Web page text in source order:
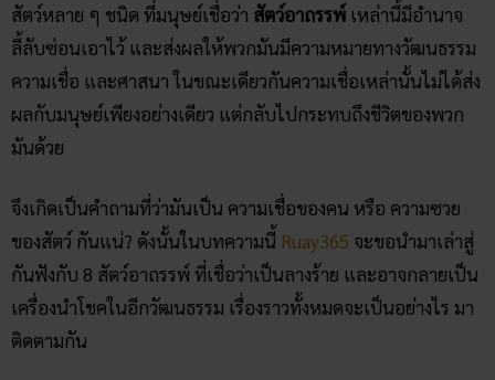
สัตว์หลาย ๆ ชนิด ที่มนุษย์เชื่อว่า สัตว์อาถรรพ์ เหล่านี้มีอำนาจ
ลี้ลับซ่อนเอาไว้ และส่งผลให้พวกมันมีความหมายทางวัฒนธรรม
ความเชื่อ และศาสนา ในขณะเดียวกันความเชื่อเหล่านั้นไม่ได้ส่ง
ผลกับมนุษย์เพียงอย่างเดียว แต่กลับไปกระทบถึงชีวิตของพวก
มันด้วย
จึงเกิดเป็นคำถามที่ว่ามันเป็น ความเชื่อของคน หรือ ความซวย
ของสัตว์ กันแน่? ดังนั้นในบทความนี้ Ruay365 จะขอนำมาเล่าสู่
กันฟังกับ 8 สัตว์อาถรรพ์ ที่เชื่อว่าเป็นลางร้าย และอาจกลายเป็น
เครื่องนำโชคในอีกวัฒนธรรม เรื่องราวทั้งหมดจะเป็นอย่างไร มา
ติดตามกัน